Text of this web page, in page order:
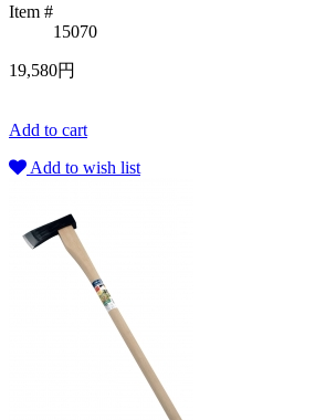
Item #
15070
19,580円
Add to cart
Add to wish list